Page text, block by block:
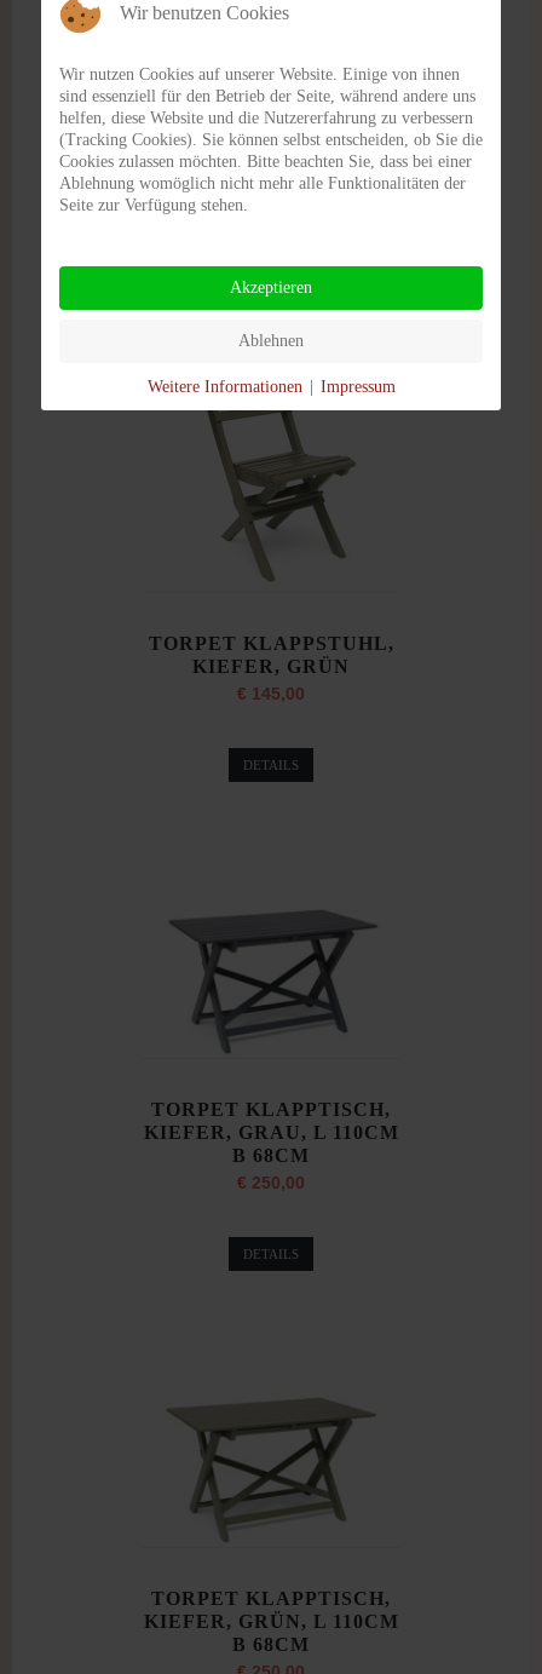
TORPET KLAPPSTUHL,
KIEFER, GRAU
€ 145,00
TORPET KLAPPSTUHL,
KIEFER, GRÜN
€ 145,00
DETAILS
TORPET KLAPPTISCH,
KIEFER, GRAU, L 110CM
B 68CM
€ 250,00
DETAILS
TORPET KLAPPTISCH,
KIEFER, GRÜN, L 110CM
B 68CM
Wir benutzen Cookies
Wir nutzen Cookies auf unserer Website. Einige von ihnen
sind essenziell für den Betrieb der Seite, während andere uns
helfen, diese Website und die Nutzererfahrung zu verbessern
(Tracking Cookies). Sie können selbst entscheiden, ob Sie die
Cookies zulassen möchten. Bitte beachten Sie, dass bei einer
Ablehnung womöglich nicht mehr alle Funktionalitäten der
Seite zur Verfügung stehen.
Akzeptieren
Ablehnen
Weitere Informationen | Impressum